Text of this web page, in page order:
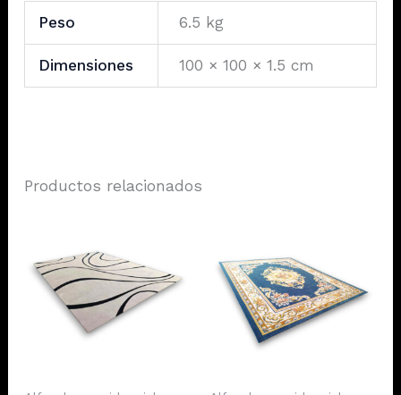
Peso 6.5 kg
Dimensiones 100 × 100 × 1.5 cm
Productos relacionados